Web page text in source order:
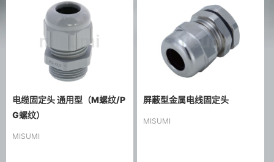
电缆固定头 通用型（M螺纹/P
G螺纹）
MISUMI
屏蔽型金属电线固定头
MISUMI